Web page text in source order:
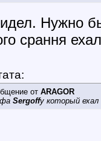
Нужно
срання
от ARAGOR
Sergoffу который ехал